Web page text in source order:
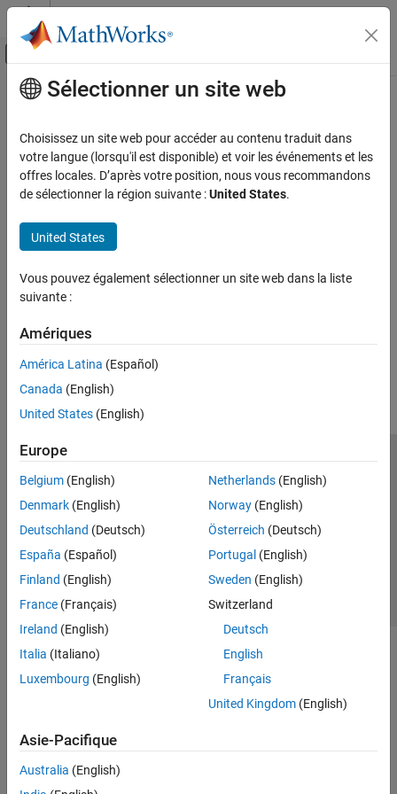
Passer au contenu
Activer/désactiver l'affichage du menu
Accueil de la documentation
Contenu principal
How useful was this information?
Sélectionner un site web
Choisissez un site web pour accéder au contenu traduit dans
votre langue (lorsqu'il est disponible) et voir les événements et les
offres locales. D’après votre position, nous vous recommandons
de sélectionner la région suivante :United States.
United States
Vous pouvez également sélectionner un site web dans la liste
suivante :
Amériques
América Latina (Español)
Canada (English)
United States (English)
Europe
Belgium (English)
Denmark (English)
Deutschland (Deutsch)
España (Español)
Finland (English)
France (Français)
Ireland (English)
Italia (Italiano)
Luxembourg (English)
Netherlands(English)
Norway(English)
Österreich (Deutsch)
Portugal (English)
Sweden (English)
Switzerland
Deutsch
English
Français
United Kingdom(English)
Asie-Pacifique
Australia (English)
Lutte anti-piratage
Contacts locaux
© 1994-2026 The MathWorks, Inc.